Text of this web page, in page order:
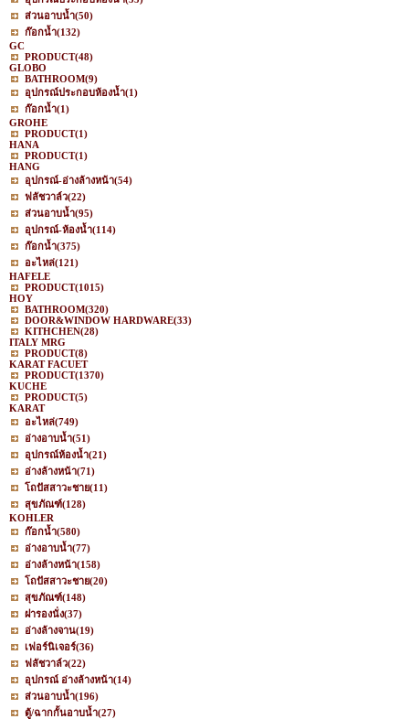
ส่วนอาบน้ำ(50)
ก๊อกน้ำ(132)
GC
PRODUCT(48)
GLOBO
BATHROOM(9)
อุปกรณ์ประกอบห้องน้ำ(1)
ก๊อกน้ำ(1)
GROHE
PRODUCT(1)
HANA
PRODUCT(1)
HANG
อุปกรณ์-อ่างล้างหน้า(54)
ฟลัชวาล์ว(22)
ส่วนอาบน้ำ(95)
อุปกรณ์-ห้องน้ำ(114)
ก๊อกน้ำ(375)
อะไหล่(121)
HAFELE
PRODUCT(1015)
HOY
BATHROOM(320)
DOOR&WINDOW HARDWARE(33)
KITHCHEN(28)
ITALY MRG
PRODUCT(8)
KARAT FACUET
PRODUCT(1370)
KUCHE
PRODUCT(5)
KARAT
อะไหล่(749)
อ่างอาบน้ำ(51)
อุปกรณ์ห้องน้ำ(21)
อ่างล้างหน้า(71)
โถปัสสาวะชาย(11)
สุขภัณฑ์(128)
KOHLER
ก๊อกน้ำ(580)
อ่างอาบน้ำ(77)
อ่างล้างหน้า(158)
โถปัสสาวะชาย(20)
สุขภัณฑ์(148)
ฝารองนั่ง(37)
อ่างล้างจาน(19)
เฟอร์นิเจอร์(36)
ฟลัชวาล์ว(22)
อุปกรณ์ อ่างล้างหน้า(14)
ส่วนอาบน้ำ(196)
ตู้/ฉากกั้นอาบน้ำ(27)